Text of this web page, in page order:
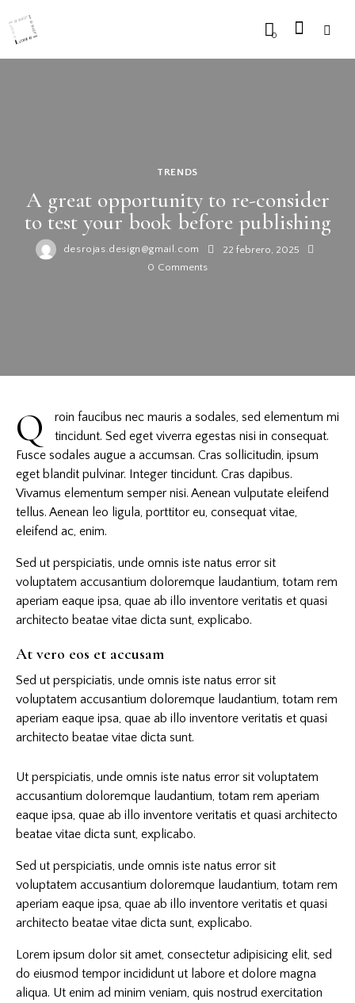
0
TRENDS
A great opportunity to re-consider
to test your book before publishing
desrojas.design@gmail.com
22 febrero, 2025
0 Comments
Q
roin faucibus nec mauris a sodales, sed elementum mi
tincidunt. Sed eget viverra egestas nisi in consequat.
Fusce sodales augue a accumsan. Cras sollicitudin, ipsum
eget blandit pulvinar. Integer tincidunt. Cras dapibus.
Vivamus elementum semper nisi. Aenean vulputate eleifend
tellus. Aenean leo ligula, porttitor eu, consequat vitae,
eleifend ac, enim.
Sed ut perspiciatis, unde omnis iste natus error sit
voluptatem accusantium doloremque laudantium, totam rem
aperiam eaque ipsa, quae ab illo inventore veritatis et quasi
architecto beatae vitae dicta sunt, explicabo.
At vero eos et accusam
Sed ut perspiciatis, unde omnis iste natus error sit
voluptatem accusantium doloremque laudantium, totam rem
aperiam eaque ipsa, quae ab illo inventore veritatis et quasi
architecto beatae vitae dicta sunt.
Ut perspiciatis, unde omnis iste natus error sit voluptatem
accusantium doloremque laudantium, totam rem aperiam
eaque ipsa, quae ab illo inventore veritatis et quasi architecto
beatae vitae dicta sunt, explicabo.
Sed ut perspiciatis, unde omnis iste natus error sit
voluptatem accusantium doloremque laudantium, totam rem
aperiam eaque ipsa, quae ab illo inventore veritatis et quasi
architecto beatae vitae dicta sunt, explicabo.
Lorem ipsum dolor sit amet, consectetur adipisicing elit, sed
do eiusmod tempor incididunt ut labore et dolore magna
aliqua. Ut enim ad minim veniam, quis nostrud exercitation